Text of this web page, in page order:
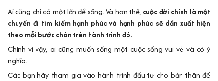
Ai cũng chỉ có một lần để sống. Và hơn thế, cuộc đời chính là một
chuyến đi tìm kiếm hạnh phúc và hạnh phúc sẽ dần xuất hiện
theo mỗi bước chân trên hành trình đó.
Chính vì vậy, ai cũng muốn sống một cuộc sống vui vẻ và có ý
nghĩa.
Các bạn hãy tham gia vào hành trình đầu tư cho bản thân để